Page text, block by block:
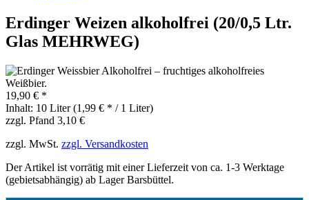
Erdinger Weizen alkoholfrei (20/0,5 Ltr.
Glas MEHRWEG)
19,90 € *
Inhalt: 10 Liter (1,99 € * / 1 Liter)
zzgl. Pfand 3,10 €
zzgl. MwSt. zzgl. Versandkosten
Der Artikel ist vorrätig mit einer Lieferzeit von ca. 1-3 Werktage
(gebietsabhängig) ab Lager Barsbüttel.